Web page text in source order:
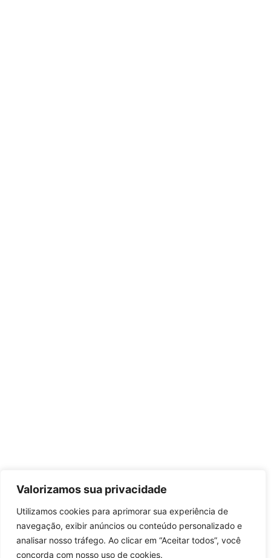
Valorizamos sua privacidade
Utilizamos cookies para aprimorar sua experiência de
navegação, exibir anúncios ou conteúdo personalizado e
analisar nosso tráfego. Ao clicar em “Aceitar todos”, você
concorda com nosso uso de cookies.